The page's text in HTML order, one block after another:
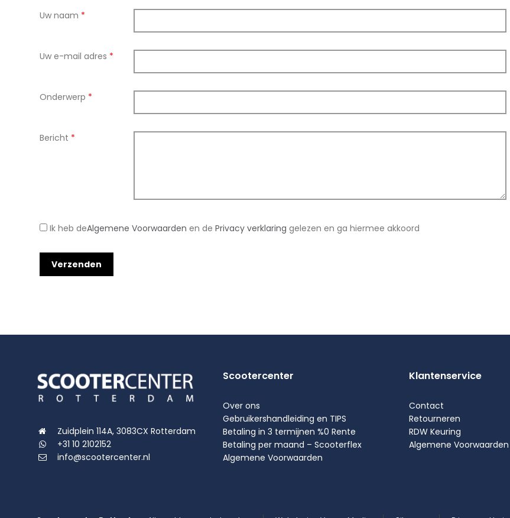
Uw naam *
Uw e-mail adres *
Onderwerp *
Bericht *
Ik heb deAlgemene Voorwaarden en de Privacy verklaring gelezen en ga hiermee akkoord
Zuidplein 114A, 3083CX Rotterdam
+31 10 2102152
info@scootercenter.nl
Scootercenter
Over ons
Gebruikershandleiding en TIPS
Betaling in 3 termijnen %0 Rente
Betaling per maand – Scooterflex
Algemene Voorwaarden
Klantenservice
Contact
Retourneren
RDW Keuring
Algemene Voorwaarden